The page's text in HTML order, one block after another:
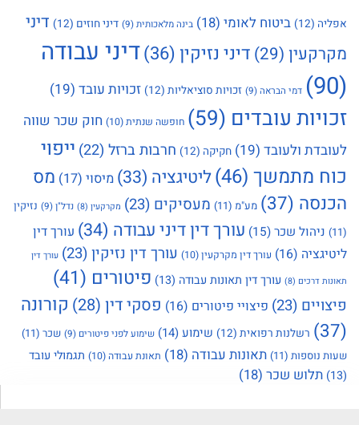
אפליה (12) ביטוח לאומי (18) בינה מלאכותית(9) דיני חוזים (12)
דיני
מקרקעין (29) דיני נזיקין (36)
דיני עבודה
(90)
דמי הבראה(9) זכויות סוציאליות (12) זכויות עובד (19)
זכויות עובדים (59) חופשה שנתית(10)
חוק שכר שווה
לעובדת ולעובד (19) חקיקה (12) חרבות ברזל (22)
ייפוי
כוח מתמשך (46) ליטיגציה (33) מיסוי (17)
מס
הכנסה (37) מע"מ (11) מעסיקים (23) מקרקעין (8) נדל"ן(9)
נזיקין
(11)
ניהול שכר(15) עורך דין דיני עבודה (34)
עורך דין
ליטיגציה (16) עורך דין מקרקעין(10) עורך דין נזיקין(23) עורך דין
תאונות דרכים (8) עורך דין תאונות עבודה (13) פיטורים (41)
פיצויים (23) פיצויי פיטורים (16) פסקי דין (28)
קורונה
(37)
רשלנות רפואית (12) שימוע(14) שימוע לפני פיטורים (9) שכר (11)
שעות נוספות (11) תאונות עבודה (18) תאונת עבודה (10)
תגמולי עובד
(13)
תלוש שכר (18)